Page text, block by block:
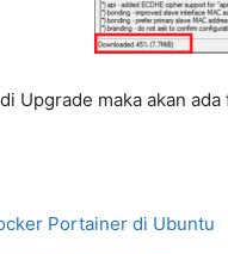
Upgrade maka akan
Portainer di Ubuntu